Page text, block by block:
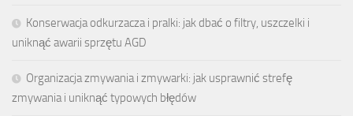
Konserwacja odkurzacza i pralki: jak dbać o filtry, uszczelki i
uniknąć awarii sprzętu AGD
Organizacja zmywania i zmywarki: jak usprawnić strefę
zmywania i uniknąć typowych błędów